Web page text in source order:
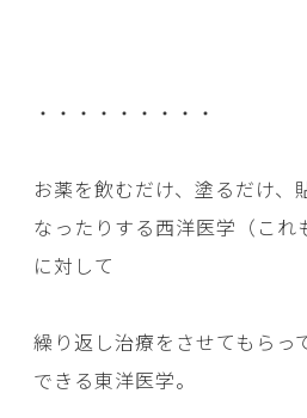
・・・・・・・・・
お薬を飲むだけ、塗るだけ、
なったりする西洋医学（これ
に対して
繰り返し治療をさせてもらっ
できる東洋医学。